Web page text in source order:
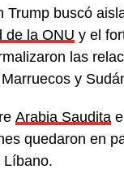
buscó
de la ONU y el
las
y
Arabia Saudita
quedaron en
Líbano.